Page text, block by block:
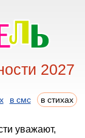
2027
в смс в стихах
уважают,